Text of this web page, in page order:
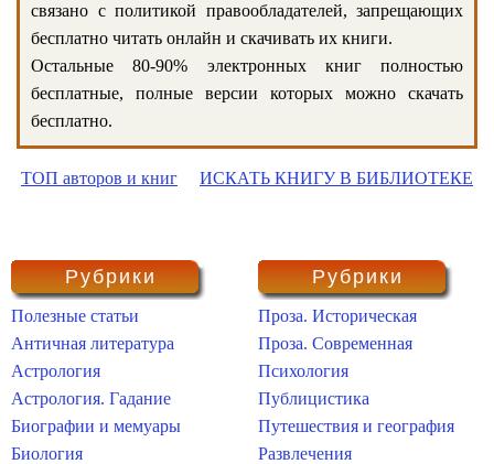
связано с политикой правообладателей, запрещающих
бесплатно читать онлайн и скачивать их книги.
Остальные 80-90% электронных книг полностью
бесплатные, полные версии которых можно скачать
бесплатно.
ТОП авторов и книг ИСКАТЬ КНИГУ В БИБЛИОТЕКЕ
Рубрики
Полезные статьи
Античная литература
Астрология
Астрология. Гадание
Биографии и мемуары
Биология
Рубрики
Проза. Историческая
Проза. Современная
Психология
Публицистика
Путешествия и география
Развлечения